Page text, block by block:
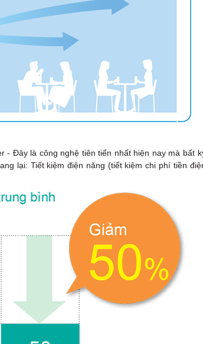
- Đây là công nghệ tiên tiến nhất hiện nay mà bất
lại: Tiết kiệm điện năng (tiết kiệm chi phí tiền